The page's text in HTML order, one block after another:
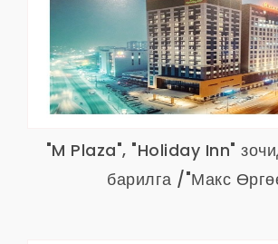
"M Plaza", "Holiday Inn"
барилга /"Макс